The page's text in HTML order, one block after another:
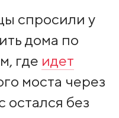
спросили у
дома по
где идет
моста через
остался без